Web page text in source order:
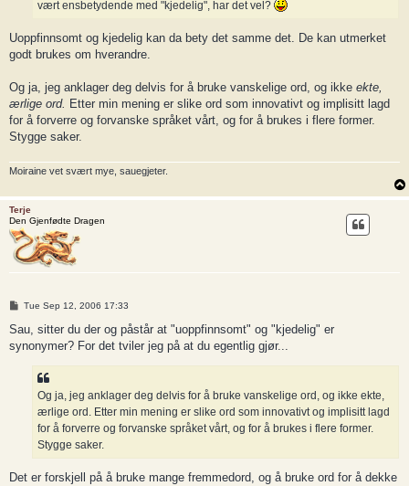
vært ensbetydende med "kjedelig", har det vel?
Uoppfinnsomt og kjedelig kan da bety det samme det. De kan utmerket
godt brukes om hverandre.
Og ja, jeg anklager deg delvis for å bruke vanskelige ord, og ikke ekte,
ærlige ord. Etter min mening er slike ord som innovativt og implisitt lagd
for å forverre og forvanske språket vårt, og for å brukes i flere former.
Stygge saker.
Moiraine vet svært mye, sauegjeter.
Terje
Den Gjenfødte Dragen
P
s
Tue Sep 12, 2006 17:33
Sau, sitter du der og påstår at "uoppfinnsomt" og "kjedelig" er
synonymer? For det tviler jeg på at du egentlig gjør...
Og ja, jeg anklager deg delvis for å bruke vanskelige ord, og ikke ekte,
ærlige ord. Etter min mening er slike ord som innovativt og implisitt lagd
for å forverre og forvanske språket vårt, og for å brukes i flere former.
Stygge saker.
Det er forskjell på å bruke mange fremmedord, og å bruke ord for å dekke